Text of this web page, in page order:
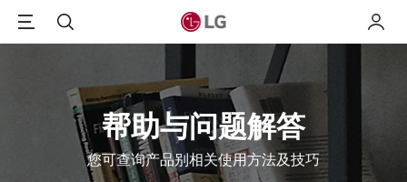
搜索 我的
帮助与问题解答
您可查询产品别相关使用方法及技巧